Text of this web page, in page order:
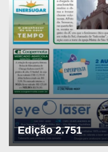
Edição 2.751